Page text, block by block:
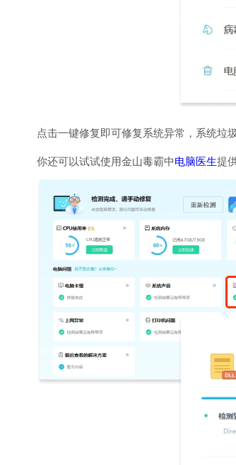
点击一键修复即可修复系统异常，系统垃
你还可以试试使用金山毒霸中电脑医生提